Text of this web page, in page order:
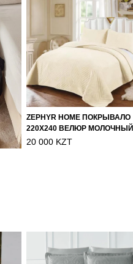
ZEPHYR HOME ПОКРЫВАЛО
220Х240 ВЕЛЮР МОЛОЧНЫЙ
20 000 KZT